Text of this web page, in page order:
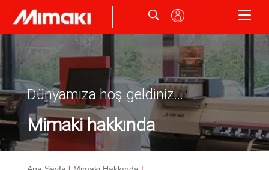
Dünyamıza hoş geldiniz...
Mimaki hakkında